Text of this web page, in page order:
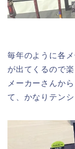
毎年のように各
が出てくるので
メーカーさんか
て、かなりテン